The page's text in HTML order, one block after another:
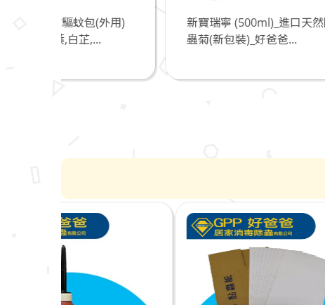
新寶瑞寧 (500ml)_進口天然除
蟲菊(新包裝)_好爸爸...
奧除
爸